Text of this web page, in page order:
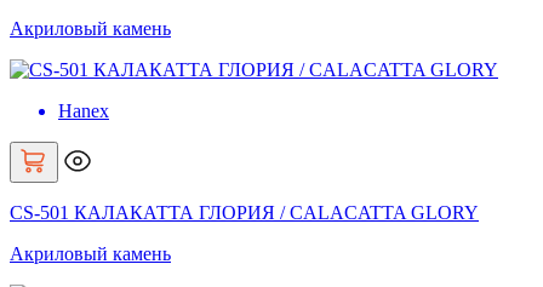
Акриловый камень
Hanex
CS-501 КАЛАКАТТА ГЛОРИЯ / CALACATTA GLORY
Акриловый камень